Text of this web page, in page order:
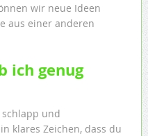
wir neue Ideen
aus einer anderen
ich genug
und
klares Zeichen, dass du